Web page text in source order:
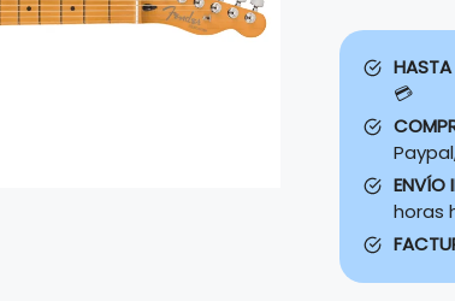
HASTA
💳
ENVÍO
horas